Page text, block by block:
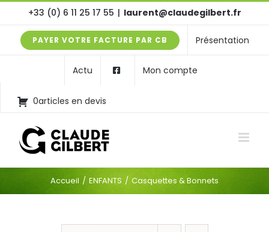
contenu
+33 (0) 6 11 25 17 55 | laurent@claudegilbert.fr
PAYER VOTRE FACTURE PAR CB Présentation
Actu
0articles en devis
Mon compte
Accueil ENFANTS Casquettes & Bonnets